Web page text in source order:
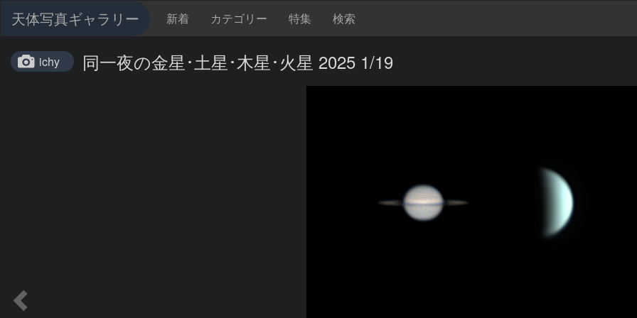
天体写真ギャラリー 新着 カテゴリー 特集 検索
ichy 同一夜の金星･土星･木星･火星 2025 1/19